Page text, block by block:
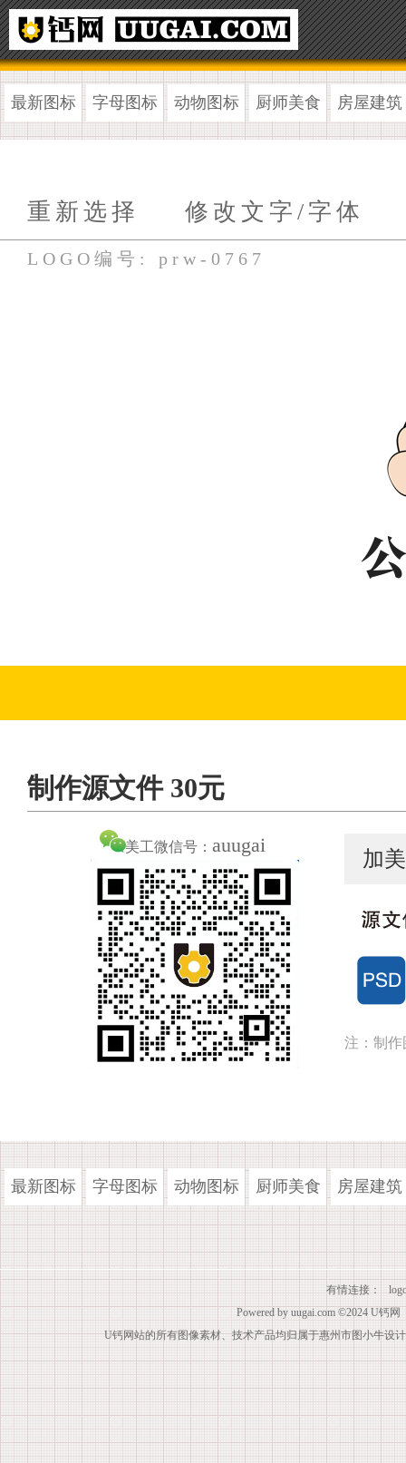
最新图标 字母图标 动物图标 厨师美食 房屋建筑
重新选择 修改文字/字体
LOGO编号: prw-0767
制作源文件 30元
美工微信号： auugai
加
注：制作
最新图标 字母图标 动物图标 厨师美食 房屋建筑
有情连接：
Powered by uugai.com ©2024 U钙网
U钙网站的所有图像素材、技术产品均归属于惠州市图小牛设